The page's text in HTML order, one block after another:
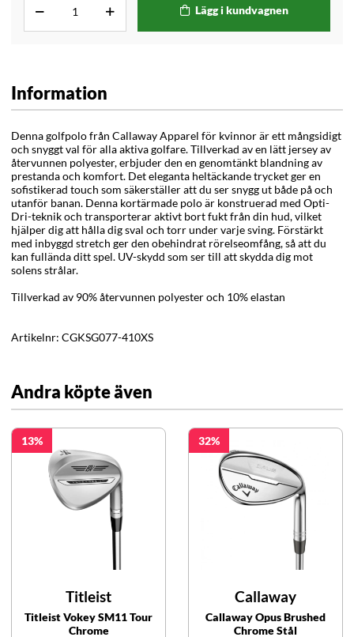
Lägg i kundvagnen
Information
Denna golfpolo från Callaway Apparel för kvinnor är ett mångsidigt
och snyggt val för alla aktiva golfare. Tillverkad av en lätt jersey av
återvunnen polyester, erbjuder den en genomtänkt blandning av
prestanda och komfort. Det eleganta heltäckande trycket ger en
sofistikerad touch som säkerställer att du ser snygg ut både på och
utanför banan. Denna kortärmade polo är konstruerad med Opti-
Dri-teknik och transporterar aktivt bort fukt från din hud, vilket
hjälper dig att hålla dig sval och torr under varje sving. Förstärkt
med inbyggd stretch ger den obehindrat rörelseomfång, så att du
kan fullända ditt spel. UV-skydd som ser till att skydda dig mot
solens strålar.
Tillverkad av 90% återvunnen polyester och 10% elastan
Artikelnr: CGKSG077-410XS
Andra köpte även
13
Titleist
Titleist Vokey SM11 Tour
Chrome
32
Callaway
Callaway Opus Brushed
Chrome Stål